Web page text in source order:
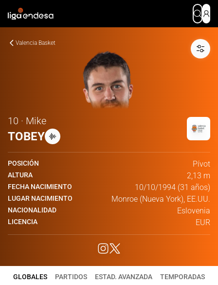
Valencia Basket
10 · Mike
TOBEY
POSICIÓN Pívot
ALTURA 2,13 m
FECHA NACIMIENTO 10/10/1994 (31 años)
LUGAR NACIMIENTO Monroe (Nueva York), EE.UU.
NACIONALIDAD Eslovenia
LICENCIA EUR
GLOBALES PARTIDOS ESTAD. AVANZADA TEMPORADAS